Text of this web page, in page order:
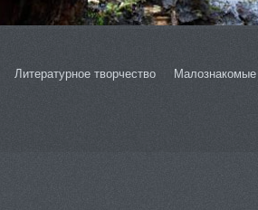
Литературное творчество